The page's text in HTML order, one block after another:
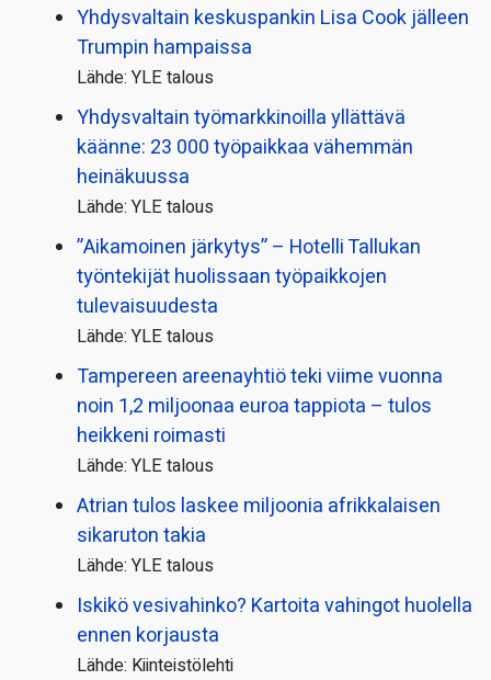
Yhdysvaltain keskuspankin Lisa Cook jälleen
Trumpin hampaissa
Lähde: YLE talous
Yhdysvaltain työmarkkinoilla yllättävä
käänne: 23 000 työpaikkaa vähemmän
heinäkuussa
Lähde: YLE talous
”Aikamoinen järkytys” – Hotelli Tallukan
työntekijät huolissaan työpaikkojen
tulevaisuudesta
Lähde: YLE talous
Tampereen areenayhtiö teki viime vuonna
noin 1,2 miljoonaa euroa tappiota – tulos
heikkeni roimasti
Lähde: YLE talous
Atrian tulos laskee miljoonia afrikkalaisen
sikaruton takia
Lähde: YLE talous
Iskikö vesivahinko? Kartoita vahingot huolella
ennen korjausta
Lähde: Kiinteistölehti